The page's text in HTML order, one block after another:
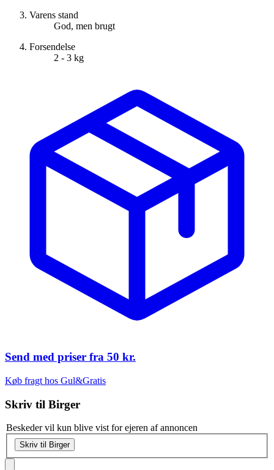
Varens stand
God, men brugt
Forsendelse
2 - 3 kg
Send med priser fra 50 kr.
Køb fragt hos Gul&Gratis
Skriv til Birger
Beskeder vil kun blive vist for ejeren af annoncen
Skriv til Birger